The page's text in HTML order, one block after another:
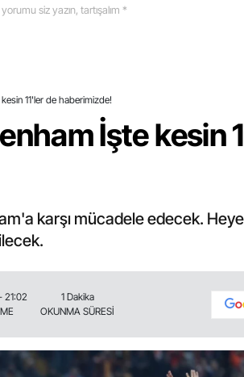
siz yazın, tartışalım *
11'ler de haberimizde!
İşte kesin
karşı mücadele edecek.
21:02
1 Dakika
OKUNMA SÜRESİ